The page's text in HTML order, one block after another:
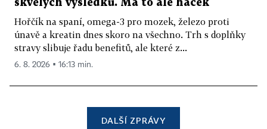
skvělých výsledků. Má to ale háček
Hořčík na spaní, omega-3 pro mozek, železo proti
únavě a kreatin dnes skoro na všechno. Trh s doplňky
stravy slibuje řadu benefitů, ale které z...
6. 8. 2026 ▪ 16:13 min.
DALŠÍ ZPRÁVY